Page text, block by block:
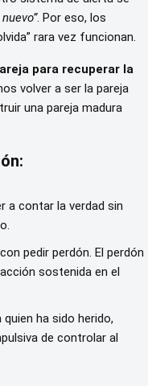
. Por eso, los
rara vez funcionan.
para recuperar la
volver a ser la pareja
una pareja madura
a contar la verdad sin
pedir perdón. El perdón
sostenida en el
quien ha sido herido,
de controlar al